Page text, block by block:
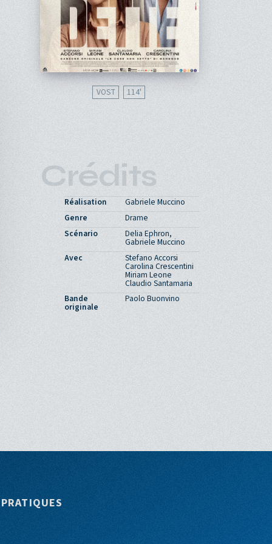
VOST 114'
Crédits
Réalisation
Gabriele Muccino
Genre
Drame
Scénario
Delia Ephron,
Gabriele Muccino
Avec
Stefano Accorsi
Carolina Crescentini
Miriam Leone
Claudio Santamaria
Bande
originale
Paolo Buonvino